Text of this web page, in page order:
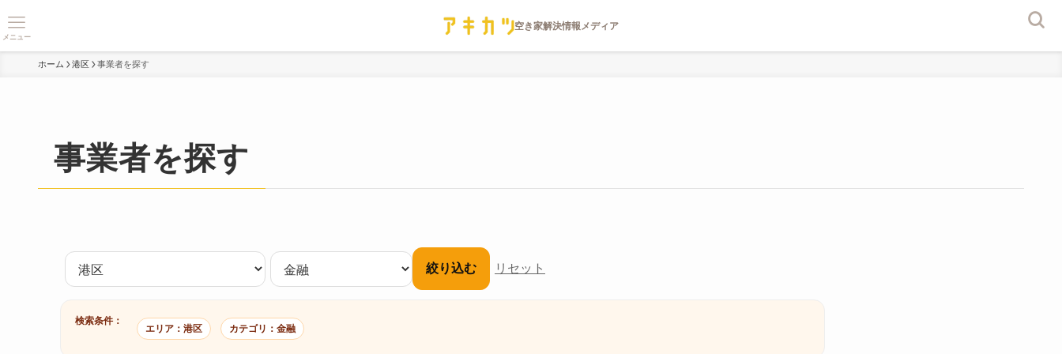
メニュー
ホーム 港区 事業者を探す
事業者を探す
絞り込む リセット
検索条件：
エリア：港区 カテゴリ：金融